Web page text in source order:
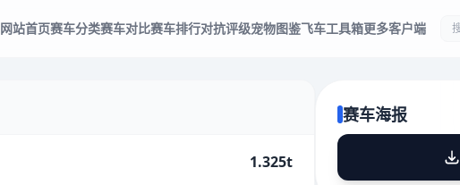
网站首页赛车分类赛车对比赛车排行对抗评级宠物图鉴飞车工具箱更多客户端
1.325t
赛车海报